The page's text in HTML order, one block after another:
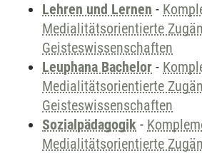
Lehren und Lernen -
Medialitätsorientierte
Geisteswissenschaften
Leuphana Bachelor -
Medialitätsorientierte
Geisteswissenschaften
Sozialpädagogik -
Medialitätsorientierte